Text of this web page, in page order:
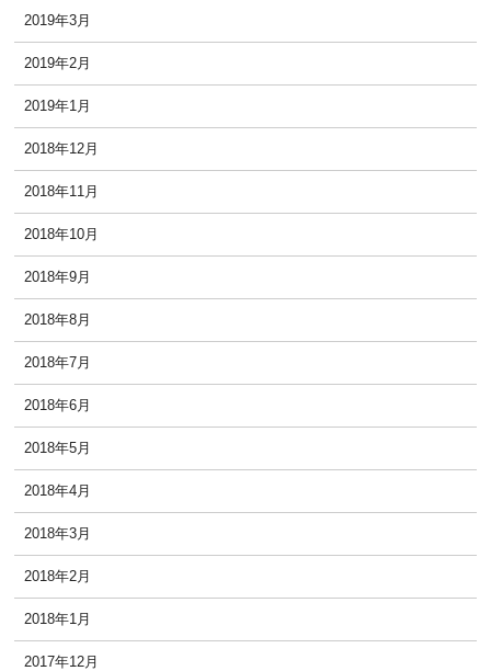
2019年3月
2019年2月
2019年1月
2018年12月
2018年11月
2018年10月
2018年9月
2018年8月
2018年7月
2018年6月
2018年5月
2018年4月
2018年3月
2018年2月
2018年1月
2017年12月